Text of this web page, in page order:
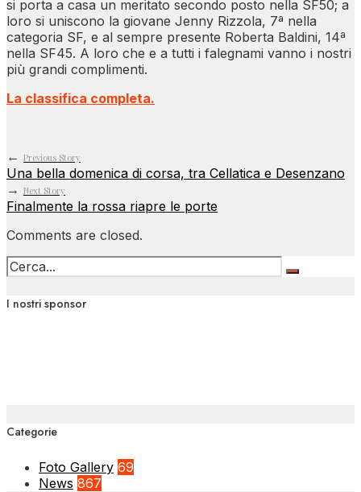
si porta a casa un meritato secondo posto nella SF50; a
loro si uniscono la giovane Jenny Rizzola, 7ª nella
categoria SF, e al sempre presente Roberta Baldini, 14ª
nella SF45. A loro che e a tutti i falegnami vanno i nostri
più grandi complimenti.
La classifica completa.
← Previous Story
Una bella domenica di corsa, tra Cellatica e Desenzano
→ Next Story
Finalmente la rossa riapre le porte
Comments are closed.
I nostri sponsor
Categorie
Foto Gallery 69
News 867